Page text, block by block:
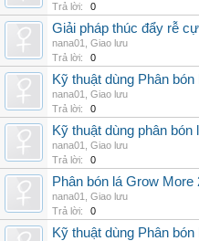
Trả lời:
0
Giải pháp thúc đẩy rễ
nana01
Giao lưu
Trả lời:
0
Kỹ thuật dùng Phân
nana01
Giao lưu
Trả lời:
0
Kỹ thuật dùng phân
nana01
Giao lưu
Trả lời:
0
Phân bón lá Grow
nana01
Giao lưu
Trả lời:
0
Kỹ thuật dùng Phân